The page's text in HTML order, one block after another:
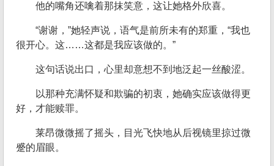
他的嘴角还噙着那抹笑意，这让她格外欣喜。
“谢谢，”她轻声说，语气是前所未有的郑重，“我也
很开心。这……这都是我应该做的。”
这句话说出口，心里却意想不到地泛起一丝酸涩。
以那种充满怀疑和欺骗的初衷，她确实应该做得更
好，才能赎罪。
莱昂微微摇了摇头，目光飞快地从后视镜里掠过微
蹙的眉眼。